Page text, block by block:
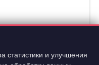
статистики и улучшения